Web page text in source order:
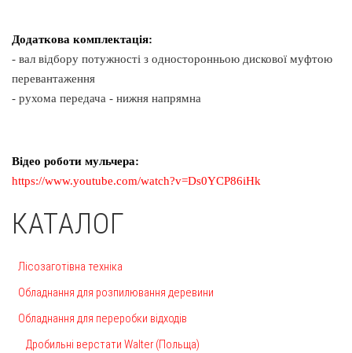
Додаткова комплектація:
- вал відбору потужності з односторонньою дискової муфтою
перевантаження
- рухома передача - нижня напрямна
Відео роботи мульчера:
https://www.youtube.com/watch?v=Ds0YCP86iHk
КАТАЛОГ
Лісозаготівна техніка
Обладнання для розпилювання деревини
Обладнання для переробки відходів
Дробильні верстати Walter (Польща)